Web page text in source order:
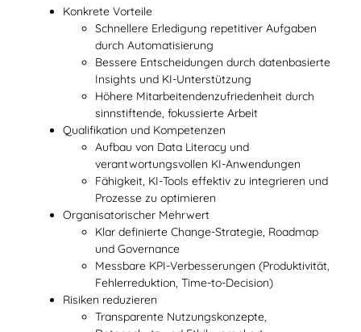
Konkrete Vorteile
Schnellere Erledigung repetitiver Aufgaben
durch Automatisierung
Bessere Entscheidungen durch datenbasierte
Insights und KI-Unterstützung
Höhere Mitarbeitendenzufriedenheit durch
sinnstiftende, fokussierte Arbeit
Qualifikation und Kompetenzen
Aufbau von Data Literacy und
verantwortungsvollen KI-Anwendungen
Fähigkeit, KI-Tools effektiv zu integrieren und
Prozesse zu optimieren
Organisatorischer Mehrwert
Klar definierte Change-Strategie, Roadmap
und Governance
Messbare KPI-Verbesserungen (Produktivität,
Fehlerreduktion, Time-to-Decision)
Risiken reduzieren
Transparente Nutzungskonzepte,